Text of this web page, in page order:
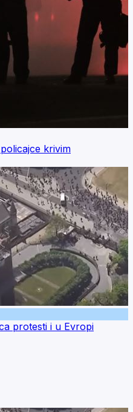
krivim
protesti i u Evropi